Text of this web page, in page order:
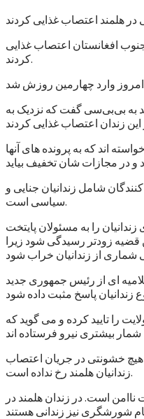
در هلمند اعتصاب غذایی کردند
افغانستان اعتصاب غذایی
کردند.
به بی‌بی‌سی گفت که نزدیک به
اند که به پرونده های آنها
شامل زندانیان جنایی و
سیاسی است.
را به مسئولان پایتخت
قضیه زودتر رسیدگی شود زیرا
ای از رئیس جمهوری جدید
را تایید کرده و می گوید که
هیچ خشونتی در جریان اعتصاب
زندانیان هلمند رخ نداده است.
ناامن است. در زندان هلمند در